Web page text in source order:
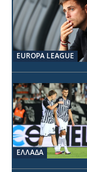
EUROPA LEAGUE
ΕΛΛΑΔΑ